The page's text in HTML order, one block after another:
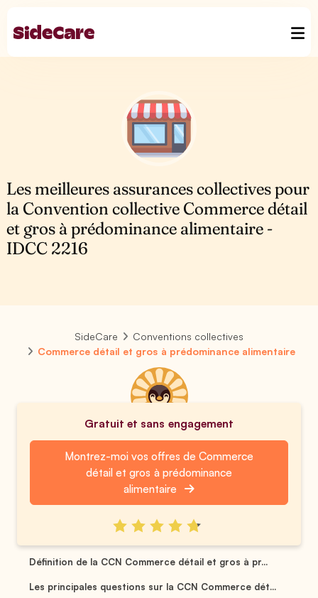
Les meilleures assurances collectives pour
la Convention collective Commerce détail
et gros à prédominance alimentaire -
IDCC 2216
SideCare
Conventions collectives
Commerce détail et gros à prédominance alimentaire
Gratuit et sans engagement
Montrez-moi vos offres de Commerce
détail et gros à prédominance
alimentaire
Définition de la CCN Commerce détail et gros à pr...
Les principales questions sur la CCN Commerce dét...